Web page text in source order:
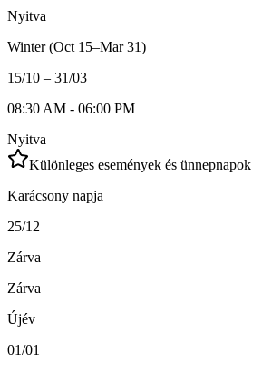
Nyitva
Winter (Oct 15–Mar 31)
15/10 – 31/03
08:30 AM - 06:00 PM
Nyitva
Különleges események és ünnepnapok
Karácsony napja
25/12
Zárva
Zárva
Újév
01/01